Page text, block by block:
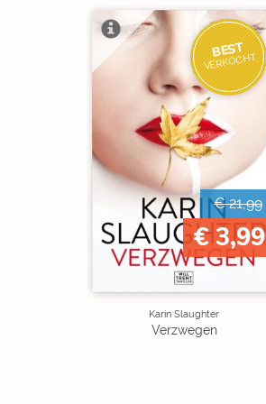
BEST
VERKOCHT
€ 21,99
€ 3,99
Karin Slaughter
Verzwegen